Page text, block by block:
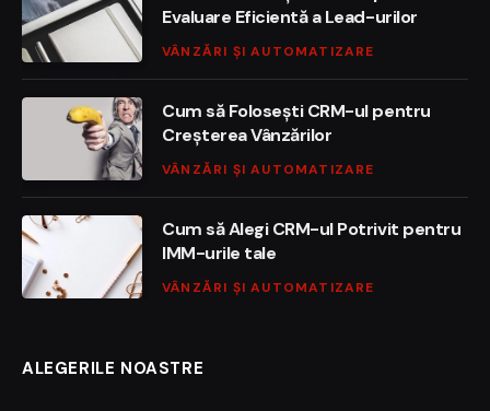
Evaluare Eficientă a Lead-urilor
VÂNZĂRI ȘI AUTOMATIZARE
Cum să Folosești CRM-ul pentru
Creșterea Vânzărilor
VÂNZĂRI ȘI AUTOMATIZARE
Cum să Alegi CRM-ul Potrivit pentru
IMM-urile tale
VÂNZĂRI ȘI AUTOMATIZARE
ALEGERILE NOASTRE